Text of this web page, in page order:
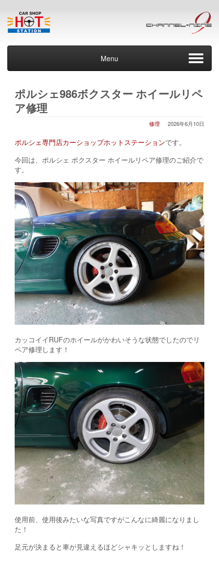
Menu
ポルシェ986ボクスター ホイールリペ
ア修理
2026年6月10日
修理
ポルシェ専門店カーショップホットステーションです。
今回は、ポルシェ ボクスター ホイールリペア修理のご紹介で
す。
カッコイイRUFのホイールがかわいそうな状態でしたのでリ
ペア修理します！
使用前、使用後みたいな写真ですがこんなに綺麗になりまし
た！
足元が決まると車が見違えるほどシャキッとしますね！